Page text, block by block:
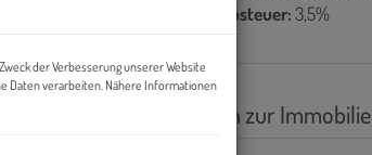
Grunderwerbsteuer:3,5%
Basisdaten zur Immobilie
der Verbesserung unserer Website
Daten verarbeiten. Nähere Informationen